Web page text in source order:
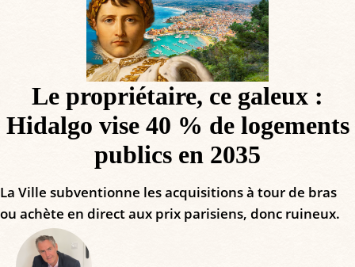
Le propriétaire, ce galeux :
Hidalgo vise 40 % de logements
publics en 2035
La Ville subventionne les acquisitions à tour de bras
ou achète en direct aux prix parisiens, donc ruineux.